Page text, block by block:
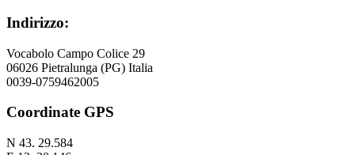
Indirizzo:
Vocabolo Campo Colice 29
06026 Pietralunga (PG) Italia
0039-0759462005
Coordinate GPS
N 43. 29.584